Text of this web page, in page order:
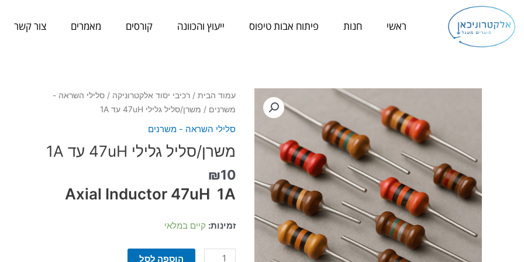
לתוכן
ראשי חנות פיתוח אבות טיפוס ייעוץ והכוונה קורסים מאמרים צור קשר
עמוד הבית/ רכיבי יסוד אלקטרוניקה / סלילי השראה -
משרנים / משרן/סליל גלילי 47uH עד 1A
סלילי השראה - משרנים
משרן/סליל גלילי 47uH עד 1A
₪10
Axial Inductor 47uH 1A
זמינות: קיים במלאי
כמות
של
משרן/סליל
47uH
1A
הוספה לסל